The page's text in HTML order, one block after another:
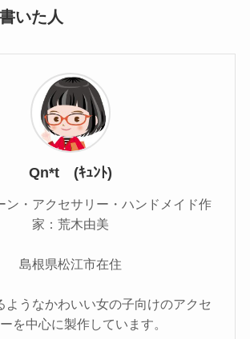
いた人
Qn*t (ｷｭﾝﾄ)
ン・アクセサリー・ハンドメイド作
家：荒木由美
島根県松江市在住
ようなかわいい女の子向けのアクセ
を中心に製作しています。